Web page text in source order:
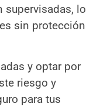
lo
sin protección
y optar por
riesgo y
para tus